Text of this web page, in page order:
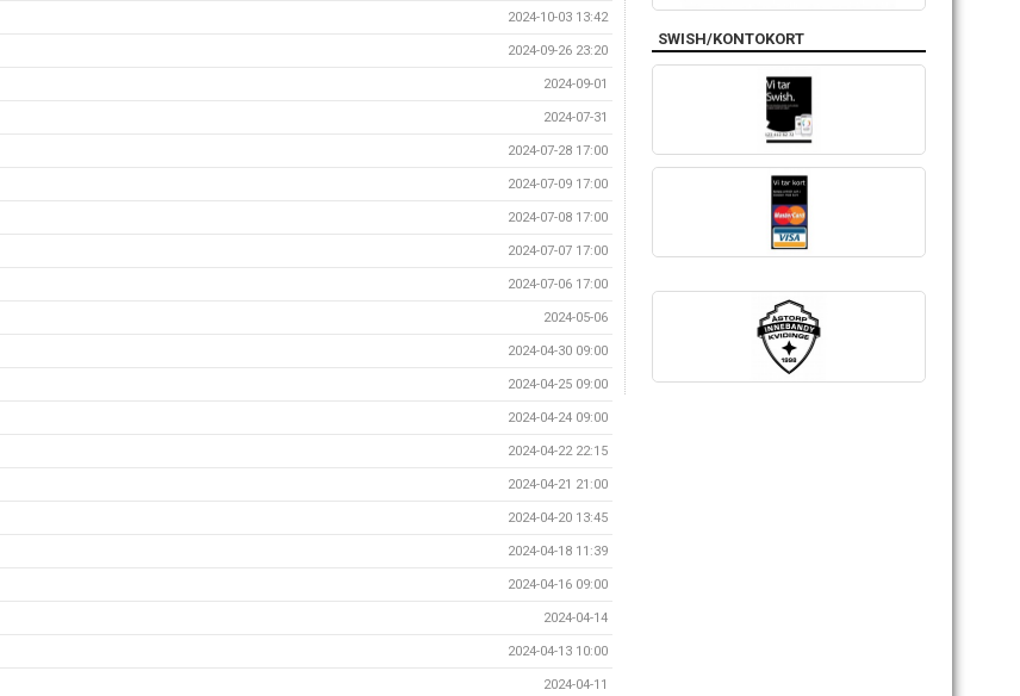
2024-10-03 13:42
2024-09-26 23:20
2024-09-01
2024-07-31
2024-07-28 17:00
2024-07-09 17:00
2024-07-08 17:00
2024-07-07 17:00
2024-07-06 17:00
2024-05-06
2024-04-30 09:00
2024-04-25 09:00
2024-04-24 09:00
2024-04-22 22:15
2024-04-21 21:00
2024-04-20 13:45
2024-04-18 11:39
2024-04-16 09:00
2024-04-14
2024-04-13 10:00
2024-04-11
SWISH/KONTOKORT